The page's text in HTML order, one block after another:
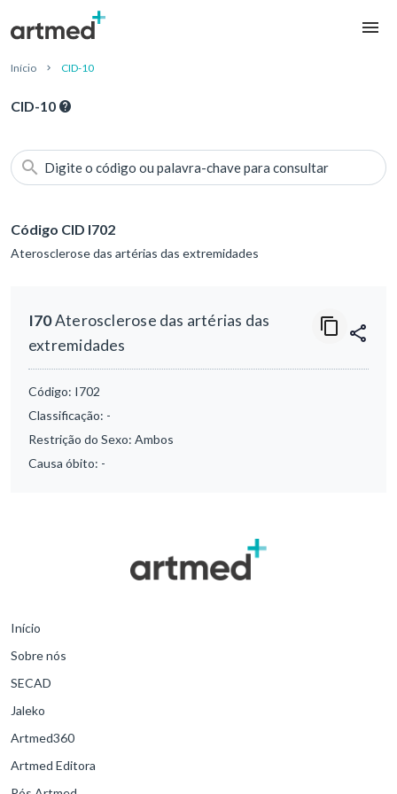
Início CID-10
CID-10
Digite o código ou palavra-chave para consultar
Código CID I702
Aterosclerose das artérias das extremidades
I70Aterosclerose das artérias das
extremidades
Código: I702
Classificação: -
Restrição do Sexo: Ambos
Causa óbito: -
Início
Sobre nós
SECAD
Jaleko
Artmed360
Artmed Editora